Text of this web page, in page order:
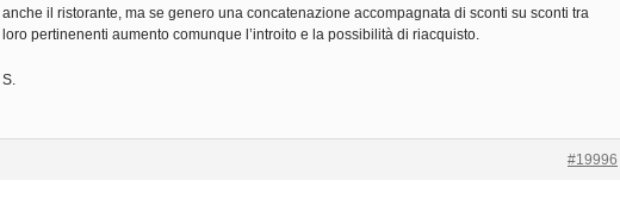
anche il ristorante, ma se genero una concatenazione accompagnata di sconti su sconti tra
loro pertinenenti aumento comunque l’introito e la possibilità di riacquisto.
S.
#19996